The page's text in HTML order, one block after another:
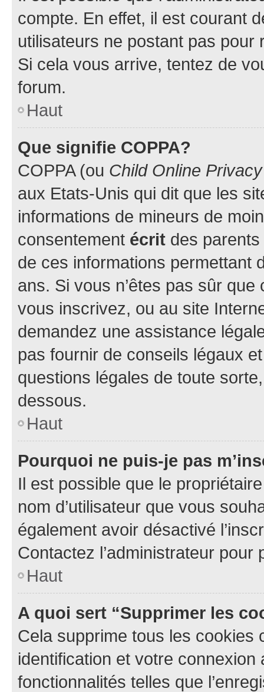
compte. En effet, il est courant
utilisateurs ne postant pas pour
Si cela vous arrive, tentez de
forum.
Haut
Que signifie COPPA?
COPPA (ou Child Online
aux Etats-Unis qui dit que les
informations de mineurs de
consentement écrit des parents
de ces informations permettant
ans. Si vous n’êtes pas sûr
vous inscrivez, ou au site
demandez une assistance
pas fournir de conseils légaux
questions légales de toute
dessous.
Haut
Pourquoi ne puis-je pas
Il est possible que le
nom d’utilisateur que vous
également avoir désactivé
Contactez l’administrateur
Haut
A quoi sert “Supprimer les
Cela supprime tous les cookies
identification et votre
fonctionnalités telles que